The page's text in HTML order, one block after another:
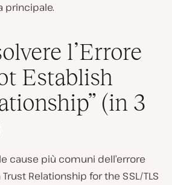
principale.
l’Errore
Establish
(in 3
cause più comuni dell’errore
Relationship for the SSL/TLS